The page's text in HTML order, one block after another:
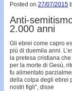
Posted on 27/07/2015
Anti-
2.000 anni
Gli ebrei come capro
più di duemila anni.
la pretesa cristiana
per la morte di Gesù,
fu alimentato
della colpa degli ebrei
nostri figli”, disse